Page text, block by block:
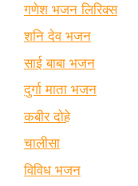
गणेश भजन लिरिक्स
शनि देव भजन
साई बाबा भजन
दुर्गा माता भजन
कबीर दोहे
चालीसा
विविध भजन